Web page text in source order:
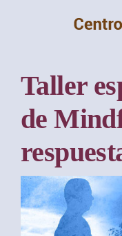
Taller
de